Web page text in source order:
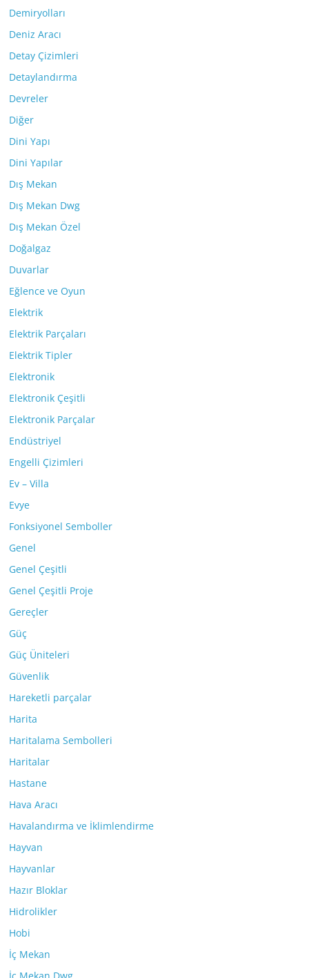
Demiryolları
Deniz Aracı
Detay Çizimleri
Detaylandırma
Devreler
Diğer
Dini Yapı
Dini Yapılar
Dış Mekan
Dış Mekan Dwg
Dış Mekan Özel
Doğalgaz
Duvarlar
Eğlence ve Oyun
Elektrik
Elektrik Parçaları
Elektrik Tipler
Elektronik
Elektronik Çeşitli
Elektronik Parçalar
Endüstriyel
Engelli Çizimleri
Ev – Villa
Evye
Fonksiyonel Semboller
Genel
Genel Çeşitli
Genel Çeşitli Proje
Gereçler
Güç
Güç Üniteleri
Güvenlik
Hareketli parçalar
Harita
Haritalama Sembolleri
Haritalar
Hastane
Hava Aracı
Havalandırma ve İklimlendirme
Hayvan
Hayvanlar
Hazır Bloklar
Hidrolikler
Hobi
İç Mekan